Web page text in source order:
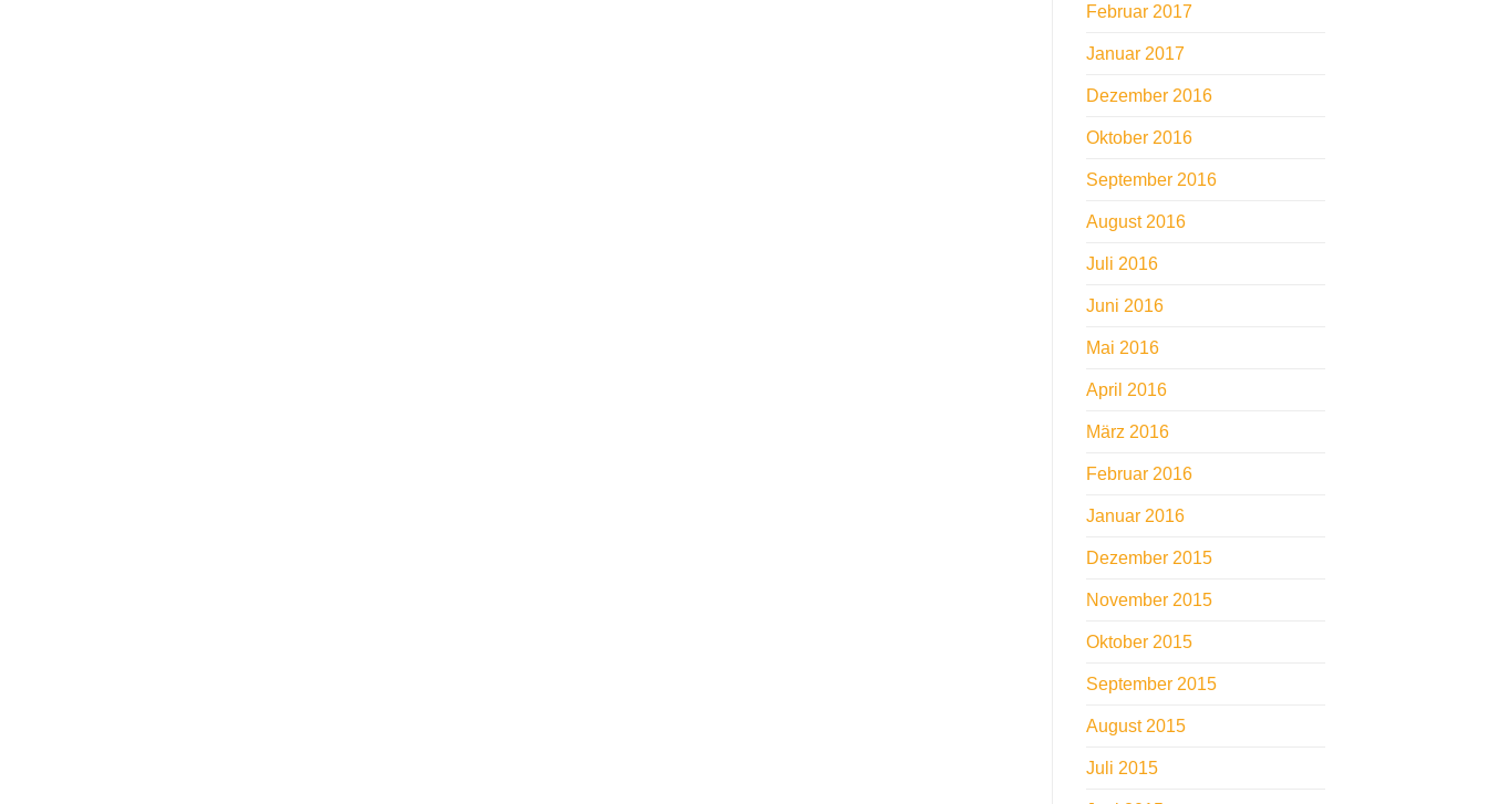
Februar 2017
Januar 2017
Dezember 2016
Oktober 2016
September 2016
August 2016
Juli 2016
Juni 2016
Mai 2016
April 2016
März 2016
Februar 2016
Januar 2016
Dezember 2015
November 2015
Oktober 2015
September 2015
August 2015
Juli 2015